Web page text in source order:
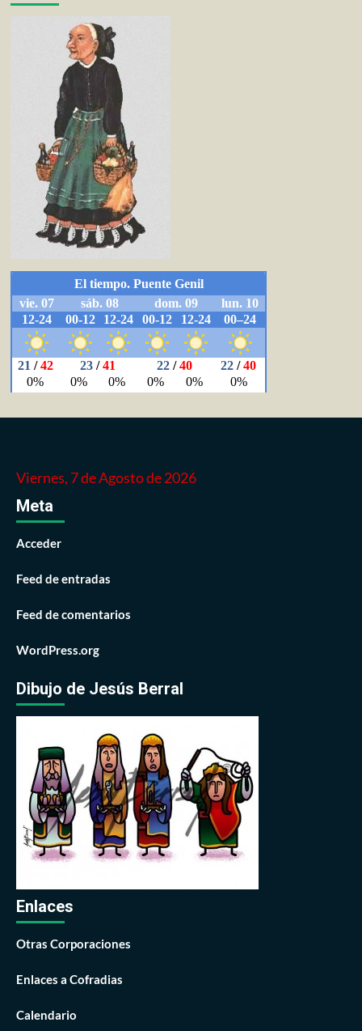
Viernes, 7 de Agosto de 2026
Meta
Acceder
Feed de entradas
Feed de comentarios
WordPress.org
Dibujo de Jesús Berral
Enlaces
Otras Corporaciones
Enlaces a Cofradias
Calendario